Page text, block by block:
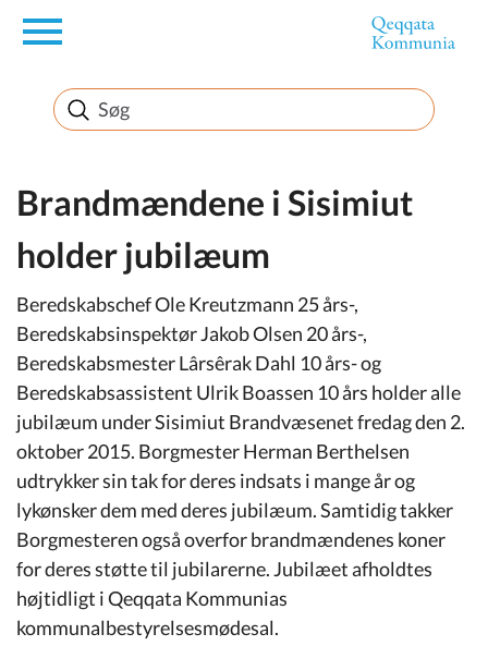
en
Borger
Erhverv
Politik
Turisme
Selvbetjening
Kommuneplan
Om Kommunen
Brandmændene i Sisimiut
holder jubilæum
Beredskabschef Ole Kreutzmann 25 års-,
Beredskabsinspektør Jakob Olsen 20 års-,
Beredskabsmester Lârsêrak Dahl 10 års- og
Beredskabsassistent Ulrik Boassen 10 års holder alle
jubilæum under Sisimiut Brandvæsenet fredag den 2.
oktober 2015. Borgmester Herman Berthelsen
udtrykker sin tak for deres indsats i mange år og
lykønsker dem med deres jubilæum. Samtidig takker
Borgmesteren også overfor brandmændenes koner
for deres støtte til jubilarerne. Jubilæet afholdtes
højtidligt i Qeqqata Kommunias
kommunalbestyrelsesmødesal.